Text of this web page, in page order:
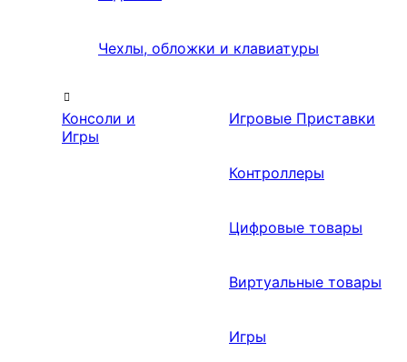
Чехлы, обложки и клавиатуры
Консоли и
Игры
Игровые Приставки
Контроллеры
Цифровые товары
Виртуальные товары
Игры